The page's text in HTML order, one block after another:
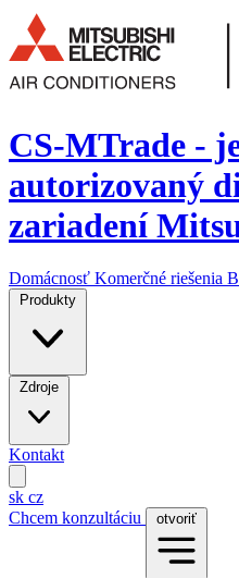
CS-MTrade -
autorizovaný
zariadení
Domácnosť Komerčné riešenia
Produkty
Zdroje
Kontakt
sk cz
Chcem konzultáciu
otvoriť